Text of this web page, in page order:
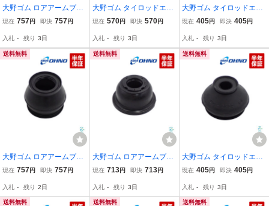
大野ゴム ロアアームブー
ツ トヨタ アルファード
H GGH 10系 20系 30系
ゴム ブッシュ 出荷締切18
時
現在 757円 即決 757円
入札 - 残り 3日
大野ゴム タイロッドエン
ドカバー スバル サンバー
V2 AX7 TT2 AA2 AA3 AA
4 AA5 ブーツ
現在 570円 即決 570円
入札 - 残り 3日
大野ゴム タイロッドエン
ドカバー マツダ CX-8 RX
ー アクセラ ビアンテ NC
EC CC3FW CCEAW
現在 405円 即決 405円
入札 - 残り 3日
送料無料
大野ゴム ロアアームブー
ツ ダイハツ アトレー ア
ゴ メビウス ゴム 交換 ブ
ッシュ
現在 757円 即決 757円
入札 - 残り 2日
送料無料
大野ゴム ロアアームブー
ツ ダイハツ アトレー テ
J100G J102G J122G 軽
トラ
現在 713円 即決 713円
入札 - 残り 3日
送料無料
大野ゴム タイロッドエン
ドカバー スズキ スイフト
C72S ZC83S ZD72S ZD8
3S YA11S YA41S YB11S
現在 405円 即決 405円
入札 - 残り 3日
送料無料 送料無料 送料無料